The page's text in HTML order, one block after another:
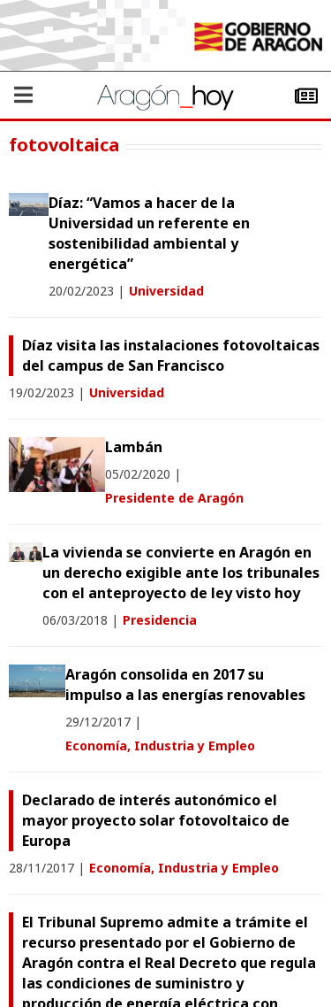
fotovoltaica
Díaz: “Vamos a hacer de la
Universidad un referente en
sostenibilidad ambiental y
energética”
20/02/2023 | Universidad
Díaz visita las instalaciones fotovoltaicas
del campus de San Francisco
19/02/2023 | Universidad
Lambán
05/02/2020 |
Presidente de Aragón
La vivienda se convierte en Aragón en
un derecho exigible ante los tribunales
con el anteproyecto de ley visto hoy
06/03/2018 | Presidencia
Aragón consolida en 2017 su
impulso a las energías renovables
29/12/2017 |
Economía, Industria y Empleo
Declarado de interés autonómico el
mayor proyecto solar fotovoltaico de
Europa
28/11/2017 | Economía, Industria y Empleo
El Tribunal Supremo admite a trámite el
recurso presentado por el Gobierno de
Aragón contra el Real Decreto que regula
las condiciones de suministro y